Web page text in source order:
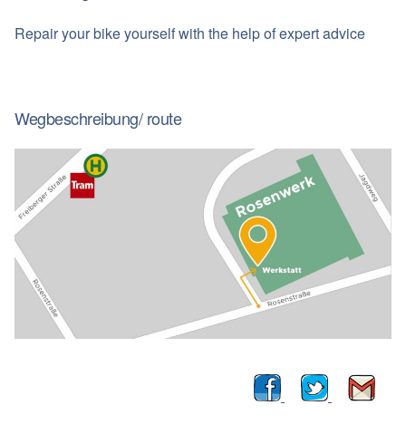
Repair your bike yourself with the help of expert advice
Wegbeschreibung/ route